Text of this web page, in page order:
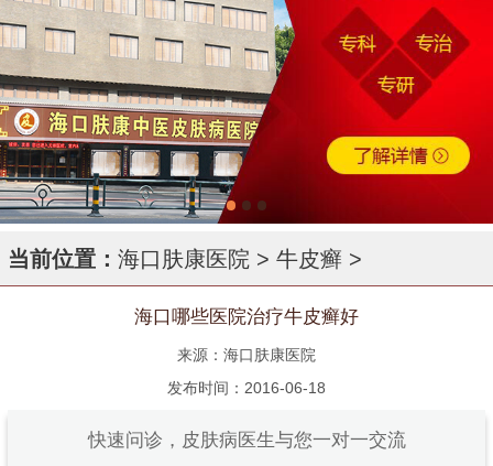
当前位置： 海口肤康医院 > 牛皮癣 >
海口哪些医院治疗牛皮癣好
来源：海口肤康医院
发布时间：2016-06-18
快速问诊，皮肤病医生与您一对一交流